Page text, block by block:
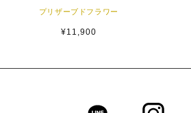
プリザーブドフラワー
通
格
¥11,900